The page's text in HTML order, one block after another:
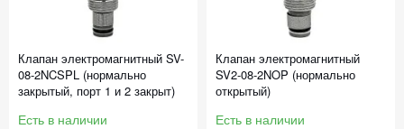
Клапан электромагнитный SV-
08-2NCSPL (нормально
закрытый, порт 1 и 2 закрыт)
Есть в наличии
Клапан электромагнитный
SV2-08-2NOP (нормально
открытый)
Есть в наличии